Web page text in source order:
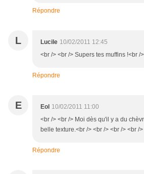
Répondre
L Lucile 10/02/2011 12:45
<br /> <br /> Supers tes muffins !<br /
Répondre
E Eol 10/02/2011 11:00
<br /> <br /> Moi dès qu'il y a du
belle texture.<br /> <br /> <br /> <br />
Répondre